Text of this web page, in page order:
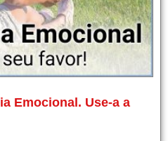
Emocional. Use-a a